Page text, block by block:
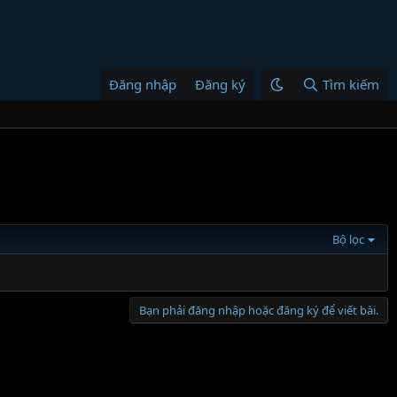
Đăng nhập Đăng ký Tìm kiếm
Bộ lọc
Bạn phải đăng nhập hoặc đăng ký để viết bài.